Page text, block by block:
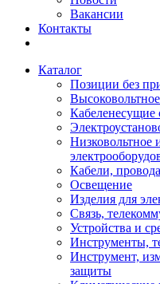
Вакансии
Контакты
Каталог
Позиции без
Кабеленесущие
Кабели,
Освещение
Изделия для
Связь,
Устройства и
Инструменты,
Инструмент,
защиты